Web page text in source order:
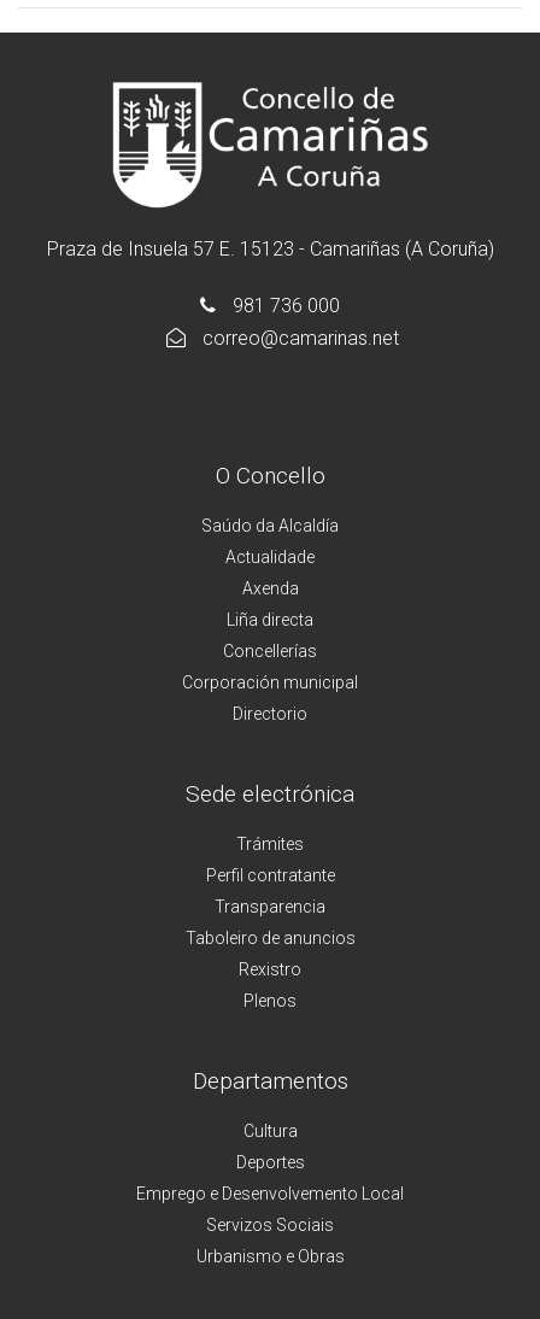
Praza de Insuela 57 E. 15123 - Camariñas (A Coruña)
981 736 000
correo@camarinas.net
O Concello
Saúdo da Alcaldía
Actualidade
Axenda
Liña directa
Concellerías
Corporación municipal
Directorio
Sede electrónica
Trámites
Perfil contratante
Transparencia
Taboleiro de anuncios
Rexistro
Plenos
Departamentos
Cultura
Deportes
Emprego e Desenvolvemento Local
Servizos Sociais
Urbanismo e Obras